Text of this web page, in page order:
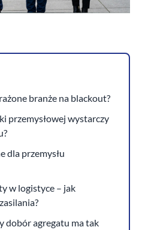
branże na blackout?
przemysłowej wystarczy
dla przemysłu
w logistyce – jak
dobór agregatu ma tak